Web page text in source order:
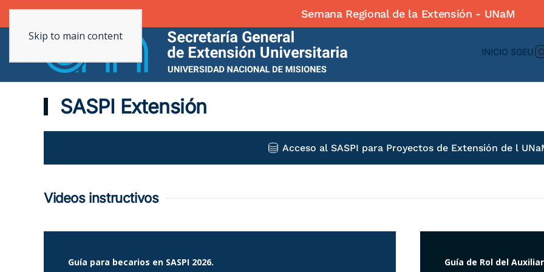
Skip to main content
INICIO SGEU
SASPI Extensión
Acceso al SASPI para Proyectos de Extensión de l
Videos instructivos
Guía para becarios en SASPI 2026. Guía de Rol del Auxiliar